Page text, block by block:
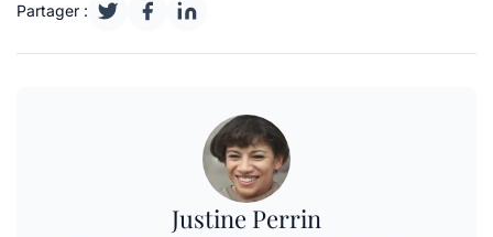
Partager :
Justine Perrin